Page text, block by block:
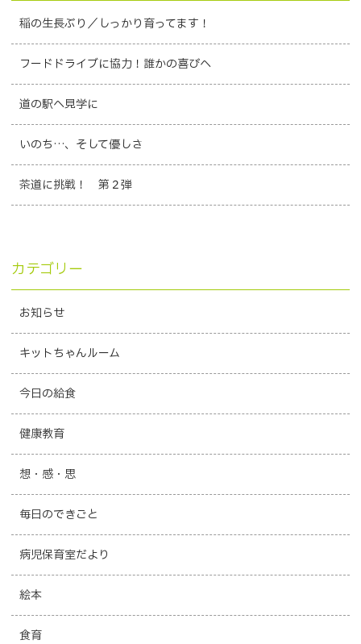
稲の生長ぶり／しっかり育ってます！
フードドライブに協力！誰かの喜びへ
道の駅へ見学に
いのち…、そして優しさ
茶道に挑戦！ 第２弾
カテゴリー
お知らせ
キットちゃんルーム
今日の給食
健康教育
想・感・思
毎日のできごと
病児保育室だより
絵本
食育